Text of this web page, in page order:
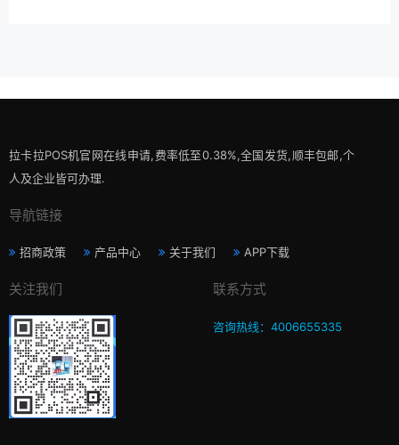
拉卡拉POS机官网在线申请,费率低至0.38%,全国发货,顺丰包邮,个
人及企业皆可办理.
导航链接
招商政策 产品中心 关于我们 APP下载
关注我们 联系方式
咨询热线：4006655335